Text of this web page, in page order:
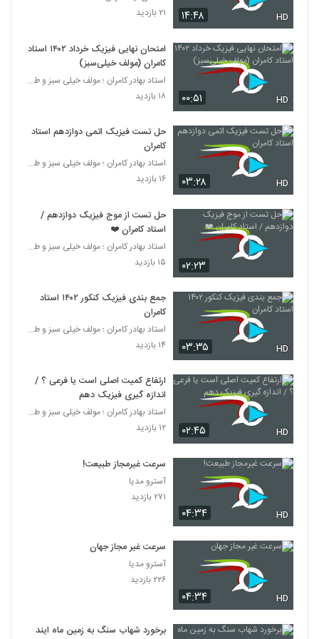
23
004023 - مبانی مهندسی سری سوم
004024 - مبانی مهندسی سری سوم
۶۲۰ بازدید
۱۴:۴۸ HD
۲۱ بازدید
۰۰:۵۱ HD
امتحان نهایی فیزیک خرداد ۱۴۰۲ استاد
کامران (مولف خیلی‌سبز)
استاد بهادر کامران ؛ مولف خیلی سبز و طراح قلم چی
۱۸ بازدید
۰۳:۲۸ HD
حل تست فیزیک اتمی دوازدهم استاد
کامران
استاد بهادر کامران ؛ مولف خیلی سبز و طراح قلم چی
۱۶ بازدید
۰۲:۲۳
حل تست از موج فیزیک دوازدهم /
استاد کامران ❤️
استاد بهادر کامران ؛ مولف خیلی سبز و طراح قلم چی
۱۵ بازدید
۰۳:۳۵ HD
جمع بندی فیزیک کنکور ۱۴۰۲ استاد
کامران
استاد بهادر کامران ؛ مولف خیلی سبز و طراح قلم چی
۱۴ بازدید
۰۲:۴۵ HD
ارتفاع کمیت اصلی است یا فرعی ؟ /
اندازه گیری فیزیک دهم
استاد بهادر کامران ؛ مولف خیلی سبز و طراح قلم چی
۱۲ بازدید
۰۴:۳۴ HD
سرعت غیرمجاز طبیعت!
آسترو مدیا
۲۷۱ بازدید
۰۴:۳۴ HD
سرعت غیر مجاز جهان
آسترو مدیا
۲۲۶ بازدید
برخورد شهاب سنگ به زمین ماه اینده